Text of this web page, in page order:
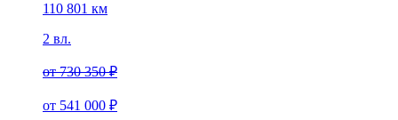
110 801 км
2 вл.
от730 350 ₽
от 541 000 ₽